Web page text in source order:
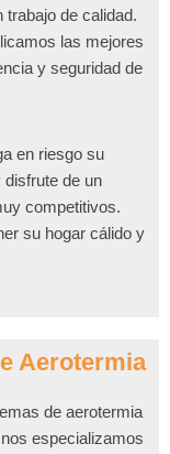
trabajo de calidad.
las mejores
y seguridad de
en riesgo su
disfrute de un
competitivos.
su hogar cálido y
Aerotermia
de aerotermia
especializamos